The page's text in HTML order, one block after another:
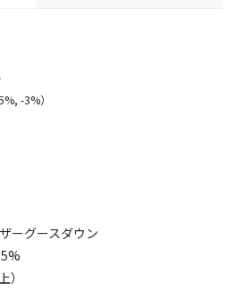
-3%）
ーグースダウン
）